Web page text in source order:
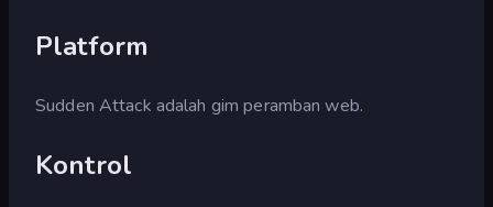
Platform
Sudden Attack adalah gim peramban web.
Kontrol